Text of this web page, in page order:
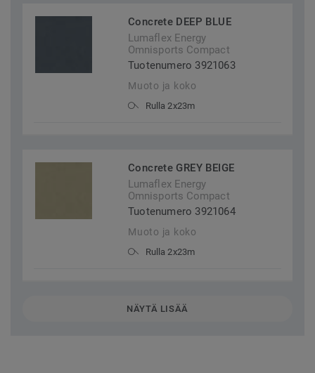
Concrete DEEP BLUE
Lumaflex Energy
Omnisports Compact
Tuotenumero 3921063
Muoto ja koko
Rulla 2x23m
Concrete GREY BEIGE
Lumaflex Energy
Omnisports Compact
Tuotenumero 3921064
Muoto ja koko
Rulla 2x23m
NÄYTÄ LISÄÄ